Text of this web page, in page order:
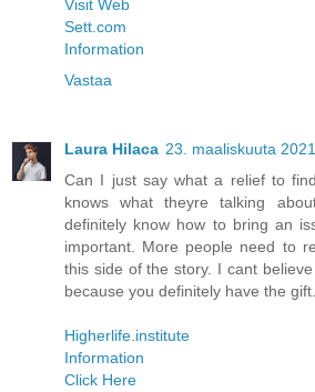
Visit Web
Sett.com
Information
Vastaa
Laura Hilaca 23. maaliskuuta
Can I just say what a relief to
knows what theyre talking
definitely know how to bring an
important. More people need to
this side of the story. I cant
because you definitely have the gift.
Higherlife.institute
Information
Click Here